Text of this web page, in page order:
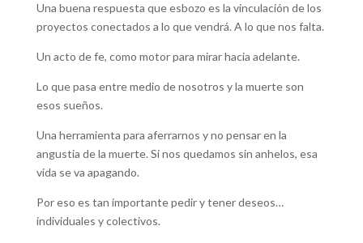
Una buena respuesta que esbozo es la vinculación de los
proyectos conectados a lo que vendrá. A lo que nos falta.
Un acto de fe, como motor para mirar hacia adelante.
Lo que pasa entre medio de nosotros y la muerte son
esos sueños.
Una herramienta para aferrarnos y no pensar en la
angustia de la muerte. Si nos quedamos sin anhelos, esa
vida se va apagando.
Por eso es tan importante pedir y tener deseos…
individuales y colectivos.